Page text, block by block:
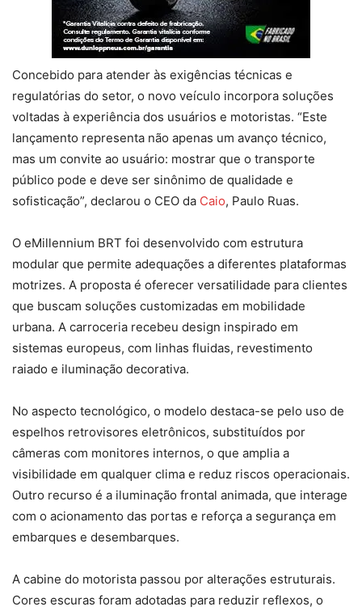
Concebido para atender às exigências técnicas e
regulatórias do setor, o novo veículo incorpora soluções
voltadas à experiência dos usuários e motoristas. “Este
lançamento representa não apenas um avanço técnico,
mas um convite ao usuário: mostrar que o transporte
público pode e deve ser sinônimo de qualidade e
sofisticação”, declarou o CEO da Caio, Paulo Ruas.
O eMillennium BRT foi desenvolvido com estrutura
modular que permite adequações a diferentes plataformas
motrizes. A proposta é oferecer versatilidade para clientes
que buscam soluções customizadas em mobilidade
urbana. A carroceria recebeu design inspirado em
sistemas europeus, com linhas fluidas, revestimento
raiado e iluminação decorativa.
No aspecto tecnológico, o modelo destaca-se pelo uso de
espelhos retrovisores eletrônicos, substituídos por
câmeras com monitores internos, o que amplia a
visibilidade em qualquer clima e reduz riscos operacionais.
Outro recurso é a iluminação frontal animada, que interage
com o acionamento das portas e reforça a segurança em
embarques e desembarques.
A cabine do motorista passou por alterações estruturais.
Cores escuras foram adotadas para reduzir reflexos, o